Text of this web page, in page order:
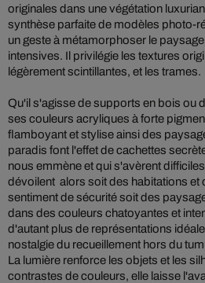
originales dans une végétation
synthèse parfaite de modèles photo-
un geste à métamorphoser le
intensives. Il privilégie les textures
légèrement scintillantes, et les trames.
Qu'il s'agisse de supports en bois ou
ses couleurs acryliques à forte
flamboyant et stylise ainsi des
paradis font l'effet de cachettes
nous emmène et qui s'avèrent
dévoilent alors soit des habitations et
sentiment de sécurité soit des
dans des couleurs chatoyantes et
d'autant plus de représentations
nostalgie du recueillement hors du
La lumière renforce les objets et les
contrastes de couleurs, elle laisse